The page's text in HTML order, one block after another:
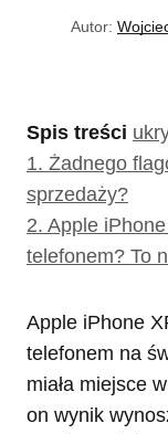
Autor:
Spis treści
1. Żadnego
sprzedaży?
2. Apple
telefonem? To
Apple iPhone
telefonem na
miała miejsce
on wynik